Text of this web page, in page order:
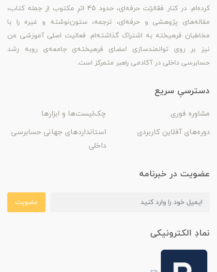
کرده‌ام. در کنار فعّالیّت حرفه‌ای، حدود 45 اثرِ مکتوب از جمله کتاب،
مقاله‌های پژوهشی و حرفه‌ای، ترجمه، ستون‌نوشته و غیره را با
مخاطبان فرهیخته به اشتراک گذاشته‌ام. فعالیت اصلی آموزشی من
نیز بر روی توانمندسازی اعضای فرهیخته‌ی جامعه‌ی روبه رشد
حسابرسی داخلی در آکادمی راهبر متمرکز است.
دسترسیِ سریع
مشاوره فوری
چک‌لیست‌ها و ابزارها
دوره‌های آفلاین کاربردی
استانداردهای جهانی حسابرسی
داخلی
عضویت در خبرنامه
عضویت
نمادِ الکترونیکی